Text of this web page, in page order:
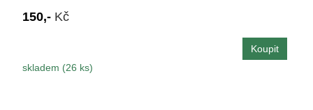
150,- Kč
skladem (26 ks)